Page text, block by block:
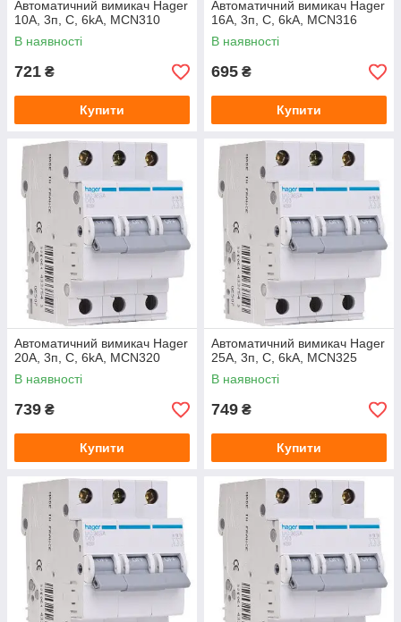
Автоматичний вимикач Hager
10A, 3п, C, 6kA, MCN310
В наявності
721 ₴
Купити
Автоматичний вимикач Hager
16A, 3п, C, 6kA, MCN316
В наявності
695 ₴
Купити
Автоматичний вимикач Hager
20A, 3п, C, 6kA, MCN320
В наявності
739 ₴
Купити
Автоматичний вимикач Hager
25A, 3п, C, 6kA, MCN325
В наявності
749 ₴
Купити